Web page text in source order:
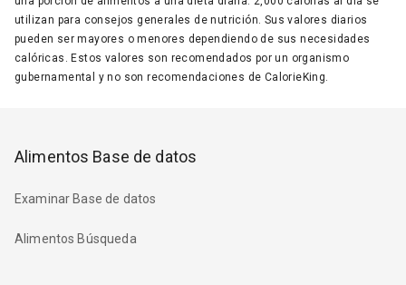
utilizan para consejos generales de nutrición. Sus valores diarios
pueden ser mayores o menores dependiendo de sus necesidades
calóricas. Estos valores son recomendados por un organismo
gubernamental y no son recomendaciones de CalorieKing.
Alimentos Base de datos
Examinar Base de datos
Alimentos Búsqueda